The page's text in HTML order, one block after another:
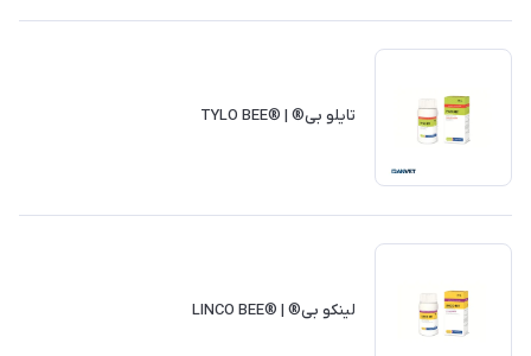
تايلو بی® | ®TYLO BEE
لینکو بی® | ®LINCO BEE